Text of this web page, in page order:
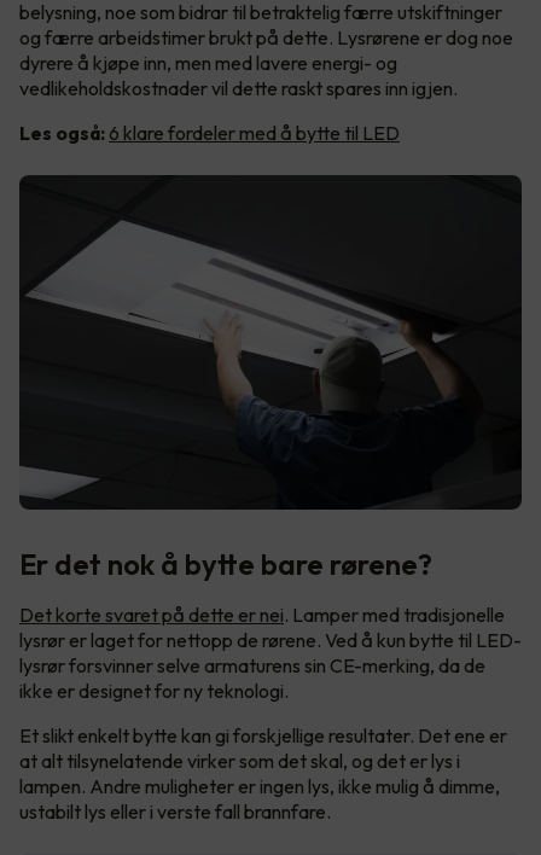
belysning, noe som bidrar til betraktelig færre utskiftninger
og færre arbeidstimer brukt på dette. Lysrørene er dog noe
dyrere å kjøpe inn, men med lavere energi- og
vedlikeholdskostnader vil dette raskt spares inn igjen.
Les også: 6 klare fordeler med å bytte til LED
Er det nok å bytte bare rørene?
Det korte svaret på dette er nei. Lamper med tradisjonelle
lysrør er laget for nettopp de rørene. Ved å kun bytte til LED-
lysrør forsvinner selve armaturens sin CE-merking, da de
ikke er designet for ny teknologi.
Et slikt enkelt bytte kan gi forskjellige resultater. Det ene er
at alt tilsynelatende virker som det skal, og det er lys i
lampen. Andre muligheter er ingen lys, ikke mulig å dimme,
ustabilt lys eller i verste fall brannfare.